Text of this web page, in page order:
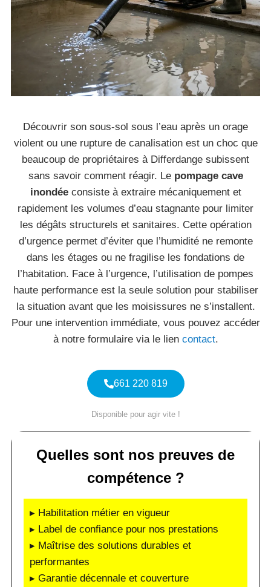
Découvrir son sous-sol sous l’eau après un orage
violent ou une rupture de canalisation est un choc que
beaucoup de propriétaires à Differdange subissent
sans savoir comment réagir. Le pompage cave
inondéeconsiste à extraire mécaniquement et
rapidement les volumes d’eau stagnante pour limiter
les dégâts structurels et sanitaires. Cette opération
d’urgence permet d’éviter que l’humidité ne remonte
dans les étages ou ne fragilise les fondations de
l’habitation. Face à l’urgence, l’utilisation de pompes
haute performance est la seule solution pour stabiliser
la situation avant que les moisissures ne s’installent.
Pour une intervention immédiate, vous pouvez accéder
à notre formulaire via le lien contact.
661 220 819
Disponible pour agir vite !
Quelles sont nos preuves de
compétence ?
▸ Habilitation métier en vigueur
▸ Label de confiance pour nos prestations
▸ Maîtrise des solutions durables et
performantes
▸ Garantie décennale et couverture